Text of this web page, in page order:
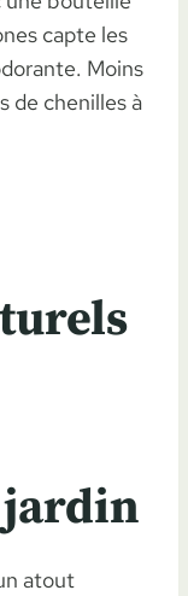
capte les
Moins
de chenilles à
atout